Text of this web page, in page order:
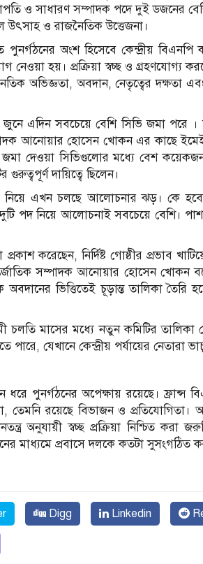
ও সাধারণ সম্পাদক পদে দুই ডজনের
উৎসাহ ও রাজনৈতিক উত্তেজনা।
পুনর্গঠনের অংশ হিসেবে কেন্দ্রীয়
হয়। প্রক্রিয়া স্বচ্ছ ও গ্রহণযোগ্য
অভিজ্ঞতা, অবদান, নেতৃত্বের দক্ষতা
এদিন সবচেয়ে বেশি সিভি জমা পরে ।
আনোয়ার হোসেন খোকন এর কাছে
দেওয়া সিভিগুলোর মধ্যে বেশ কয়েকজন
দায়িত্বে ছিলেন।
নিয়ে এখন চলছে আলোচনার ঝড়। কে
পদ নিয়ে আলোচনাই সবচেয়ে বেশি।
করেছেন, নির্দিষ্ট গোষ্ঠীর প্রভাব
আন্তর্জাতিক সম্পাদক আনোয়ার হোসেন
অবদানের ভিত্তিতেই চূড়ান্ত তালিকা
চলতি মাসের মধ্যে নতুন কমিটির তালিকা
পারে, যেখানে কেন্দ্রীয় পর্যায়ের নেতারা
ধরে পুনর্গঠনের অপেক্ষায় রয়েছে। ফ্রান্স
তেমনি রয়েছে বিভাজন ও প্রতিযোগিতা।
অনুযায়ী স্বচ্ছ প্রক্রিয়া নিশ্চিত
মাধ্যমে প্রবাসে দলকে কতটা সুসংগঠিত
Digg Linkedin